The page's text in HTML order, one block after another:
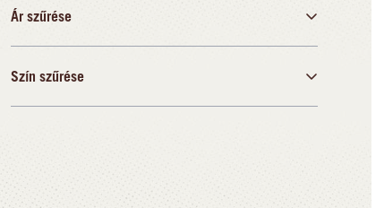
36 37
43
Ár szűrése
Szín szűrése
Narancssárga